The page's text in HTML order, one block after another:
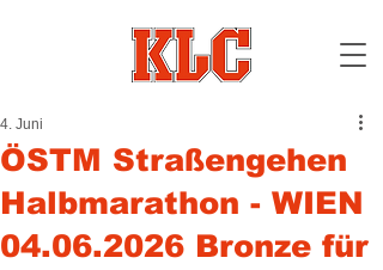
ÖSTM Straßengehen
Halbmarathon - WIEN
04.06.2026 Bronze für
4. Juni